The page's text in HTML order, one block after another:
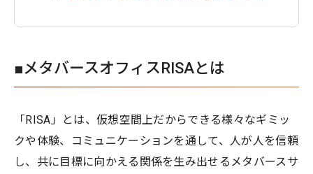
■メタバースオフィスRISAとは
「RISA」とは、仮想空間上だからできる様々なギミッ
クや体験、コミュニケーションを通して、人が人を信頼
し、共に目標に向かえる関係を生み出せるメタバースサ